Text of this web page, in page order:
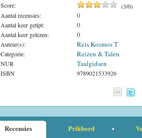
Score: (3/0)
Aantal recensies:
0
Aantal keer getipt: 0
Aantal keer gelezen: 0
Auteur(s): Reis Kosmos T
Categorie: Reizen & Talen
NUR Taalgidsen
ISBN 9789021533926
Recensies Prikbord